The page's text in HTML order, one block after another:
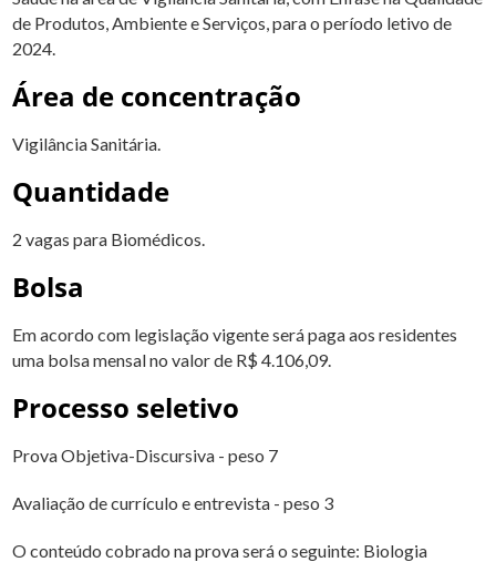
de Produtos, Ambiente e Serviços, para o período letivo de
2024.
Área de concentração
Vigilância Sanitária.
Quantidade
2 vagas para Biomédicos.
Bolsa
Em acordo com legislação vigente será paga aos residentes
uma bolsa mensal no valor de R$ 4.106,09.
Processo seletivo
Prova Objetiva-Discursiva - peso 7
Avaliação de currículo e entrevista - peso 3
O conteúdo cobrado na prova será o seguinte: Biologia